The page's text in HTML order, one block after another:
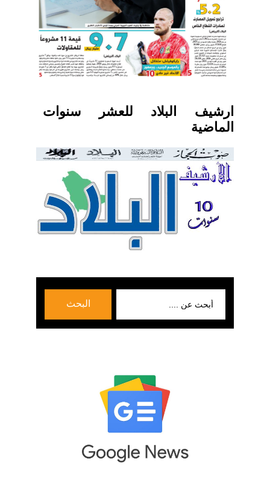
ارشيف البلاد للعشر سنوات
الماضية
البحث